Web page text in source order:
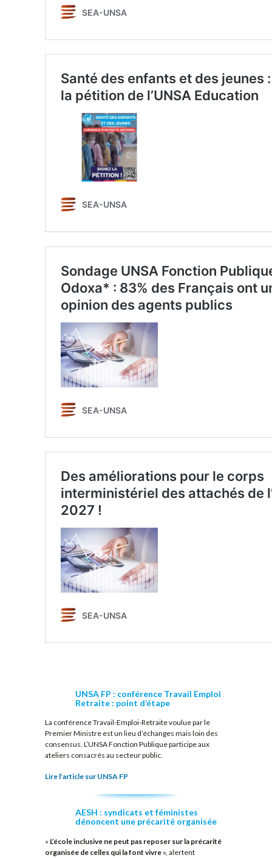
UNSA FP : conférence Travail Emploi
Retraite : point d’étape
La conférence Travail-Emploi-Retraite voulue par le
Premier Ministre est un lieu d’échanges mais loin des
consensus. L’UNSA Fonction Publique participe aux
ateliers consacrés au secteur public.
Lire l’article sur UNSA FP
AESH : syndicats et féministes
dénoncent une précarité organisée
« L’école inclusive ne peut pas reposer sur la précarité
organisée de celles qui la font vivre », alertent